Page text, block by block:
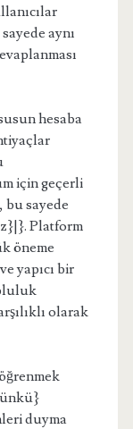
aynı
hesaba
için geçerli
sayede
Platform
öneme
yapıcı bir
olarak
duyma